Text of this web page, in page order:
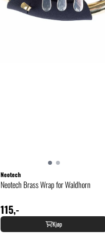
Neotech
Neotech Brass Wrap for Waldhorn
115,-
Kjøp